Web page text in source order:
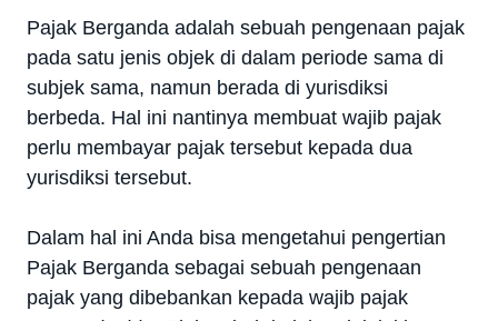
Pajak Berganda adalah sebuah pengenaan pajak
pada satu jenis objek di dalam periode sama di
subjek sama, namun berada di yurisdiksi
berbeda. Hal ini nantinya membuat wajib pajak
perlu membayar pajak tersebut kepada dua
yurisdiksi tersebut.
Dalam hal ini Anda bisa mengetahui pengertian
Pajak Berganda sebagai sebuah pengenaan
pajak yang dibebankan kepada wajib pajak